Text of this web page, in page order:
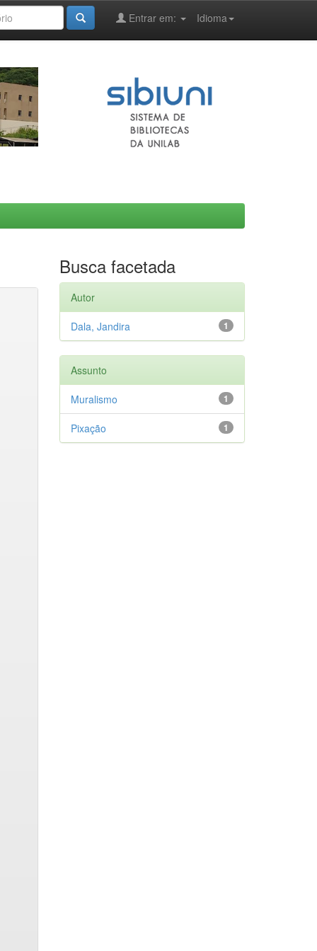
Idioma
Entrar em:
Busca facetada
Autor
1
Dala, Jandira
Assunto
1
Muralismo
1
Pixação